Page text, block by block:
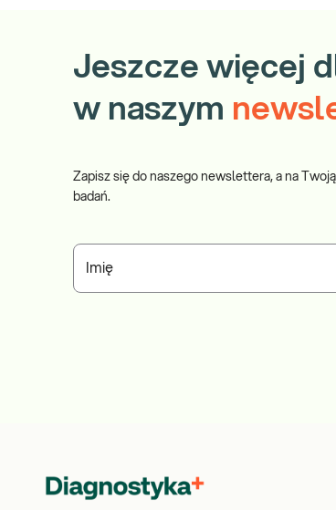
Jeszcze więcej
w naszym
Zapisz się do naszego newslettera, a na
badań.
Imię